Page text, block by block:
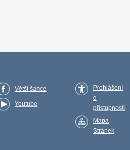
Větší šance
Youtube
Prohlášení
o
přístupnosti
Mapa
Stránek